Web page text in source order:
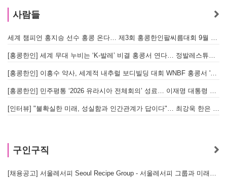
사람들
세계 챔피언 홍지승 선수 홍콩 온다… 제3회 홍콩한인팔씨름대회 9월 12일 개최
[홍콩한인] 세계 무대 누비는 ‘K-발레’ 비결 홍콩서 연다… 정발레스튜디오 개원
[홍콩한인] 이흥수 약사, 세계적 내추럴 보디빌딩 대회 WNBF 홍콩서 '마스터 부문 1위' 기염
[홍콩한인] 민주평통 ‘2026 유라시아 전체회의’ 성료… 이재명 대통령 참석으로 의미 더해
[인터뷰] "불확실한 미래, 성실함과 인간관계가 답이다"… 최강욱 한은 부소장이 청소년들에게 전하는 응원
구인구직
[채용공고] 서울레서피 Seoul Recipe Group - 서울레서피 그룹과 미래를 함께할 유능한 인재를 모십니다